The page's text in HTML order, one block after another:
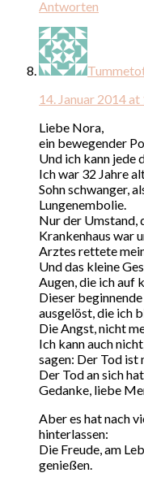
Antworten
14. Januar 2014 at
Liebe Nora,
ein bewegender
Und ich kann jede
Ich war 32 Jahre
Sohn schwanger,
Lungenembolie.
Nur der Umstand,
Krankenhaus war
Arztes rettete
Und das kleine
Augen, die ich auf
Dieser
ausgelöst, die ich
Die Angst, nicht
Ich kann auch
sagen: Der Tod ist
Der Tod an sich
Gedanke, liebe
Aber es hat nach
hinterlassen:
Die Freude, am
genießen.